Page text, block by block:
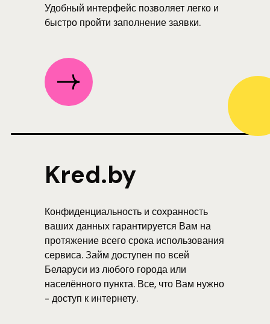
Удобный интерфейс позволяет легко и
быстро пройти заполнение заявки.
Конфиденциальность и сохранность
ваших данных гарантируется Вам на
протяжение всего срока использования
сервиса. Займ доступен по всей
Беларуси из любого города или
населённого пункта. Все, что Вам нужно
- доступ к интернету.
Kred.by